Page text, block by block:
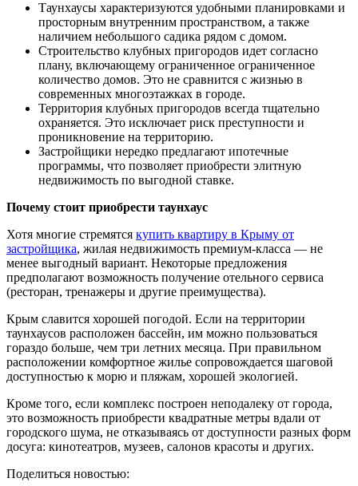
Таунхаусы характеризуются удобными планировками и
просторным внутренним пространством, а также
наличием небольшого садика рядом с домом.
Строительство клубных пригородов идет согласно
плану, включающему ограниченное ограниченное
количество домов. Это не сравнится с жизнью в
современных многоэтажках в городе.
Территория клубных пригородов всегда тщательно
охраняется. Это исключает риск преступности и
проникновение на территорию.
Застройщики нередко предлагают ипотечные
программы, что позволяет приобрести элитную
недвижимость по выгодной ставке.
Почему стоит приобрести таунхаус
Хотя многие стремятся купить квартиру в Крыму от
застройщика, жилая недвижимость премиум-класса — не
менее выгодный вариант. Некоторые предложения
предполагают возможность получение отельного сервиса
(ресторан, тренажеры и другие преимущества).
Крым славится хорошей погодой. Если на территории
таунхаусов расположен бассейн, им можно пользоваться
гораздо больше, чем три летних месяца. При правильном
расположении комфортное жилье сопровождается шаговой
доступностью к морю и пляжам, хорошей экологией.
Кроме того, если комплекс построен неподалеку от города,
это возможность приобрести квадратные метры вдали от
городского шума, не отказываясь от доступности разных форм
досуга: кинотеатров, музеев, салонов красоты и других.
Поделиться новостью: